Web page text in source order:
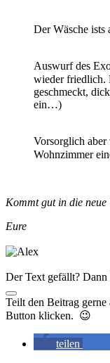
Der Wäsche ists
Auswurf des
wieder friedlich.
geschmeckt,
ein…)
Vorsorglich
Wohnzimmer
Kommt gut in die neue
Eure
Der Text gefällt?
Teilt den Beitrag
Button klicken. 😉
teilen